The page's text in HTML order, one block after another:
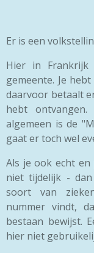
Er is een
Hier in
gemeente. Je
daarvoor betaalt
hebt
algemeen is de
gaat er toch wel
Als je ook echt
niet tijdelijk -
soort van
nummer vindt,
bestaan bewijst.
hier niet